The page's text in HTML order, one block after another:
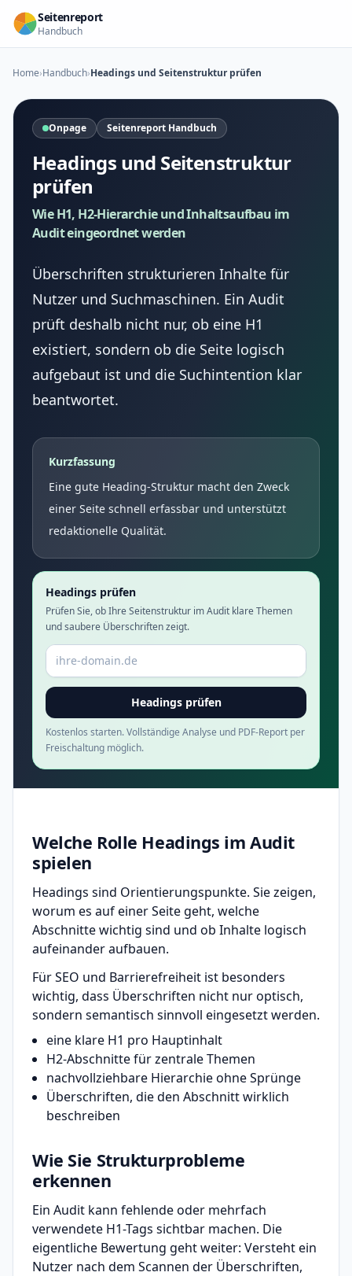
Zum Inhalt springen
Seitenreport
Handbuch
Home›Handbuch›Headings und Seitenstruktur prüfen
Onpage Seitenreport Handbuch
Headings und Seitenstruktur
prüfen
Wie H1, H2-Hierarchie und Inhaltsaufbau im
Audit eingeordnet werden
Überschriften strukturieren Inhalte für
Nutzer und Suchmaschinen. Ein Audit
prüft deshalb nicht nur, ob eine H1
existiert, sondern ob die Seite logisch
aufgebaut ist und die Suchintention klar
beantwortet.
Kurzfassung
Eine gute Heading-Struktur macht den Zweck
einer Seite schnell erfassbar und unterstützt
redaktionelle Qualität.
Headings prüfen
Prüfen Sie, ob Ihre Seitenstruktur im Audit klare Themen
und saubere Überschriften zeigt.
Domain oder URL
Headings prüfen
Kostenlos starten. Vollständige Analyse und PDF-Report per
Freischaltung möglich.
Welche Rolle Headings im Audit
spielen
Headings sind Orientierungspunkte. Sie zeigen,
worum es auf einer Seite geht, welche
Abschnitte wichtig sind und ob Inhalte logisch
aufeinander aufbauen.
Für SEO und Barrierefreiheit ist besonders
wichtig, dass Überschriften nicht nur optisch,
sondern semantisch sinnvoll eingesetzt werden.
eine klare H1 pro Hauptinhalt
H2-Abschnitte für zentrale Themen
nachvollziehbare Hierarchie ohne Sprünge
Überschriften, die den Abschnitt wirklich
beschreiben
Wie Sie Strukturprobleme
erkennen
Ein Audit kann fehlende oder mehrfach
verwendete H1-Tags sichtbar machen. Die
eigentliche Bewertung geht weiter: Versteht ein
Nutzer nach dem Scannen der Überschriften,